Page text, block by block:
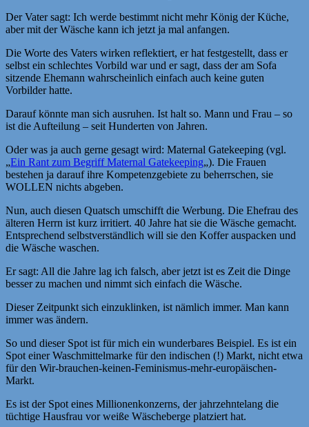
Der Vater sagt: Ich werde bestimmt nicht mehr König der Küche,
aber mit der Wäsche kann ich jetzt ja mal anfangen.
Die Worte des Vaters wirken reflektiert, er hat festgestellt, dass er
selbst ein schlechtes Vorbild war und er sagt, dass der am Sofa
sitzende Ehemann wahrscheinlich einfach auch keine guten
Vorbilder hatte.
Darauf könnte man sich ausruhen. Ist halt so. Mann und Frau – so
ist die Aufteilung – seit Hunderten von Jahren.
Oder was ja auch gerne gesagt wird: Maternal Gatekeeping (vgl.
„Ein Rant zum Begriff Maternal Gatekeeping„). Die Frauen
bestehen ja darauf ihre Kompetenzgebiete zu beherrschen, sie
WOLLEN nichts abgeben.
Nun, auch diesen Quatsch umschifft die Werbung. Die Ehefrau des
älteren Herrn ist kurz irritiert. 40 Jahre hat sie die Wäsche gemacht.
Entsprechend selbstverständlich will sie den Koffer auspacken und
die Wäsche waschen.
Er sagt: All die Jahre lag ich falsch, aber jetzt ist es Zeit die Dinge
besser zu machen und nimmt sich einfach die Wäsche.
Dieser Zeitpunkt sich einzuklinken, ist nämlich immer. Man kann
immer was ändern.
So und dieser Spot ist für mich ein wunderbares Beispiel. Es ist ein
Spot einer Waschmittelmarke für den indischen (!) Markt, nicht etwa
für den Wir-brauchen-keinen-Feminismus-mehr-europäischen-
Markt.
Es ist der Spot eines Millionenkonzerns, der jahrzehntelang die
tüchtige Hausfrau vor weiße Wäscheberge platziert hat.